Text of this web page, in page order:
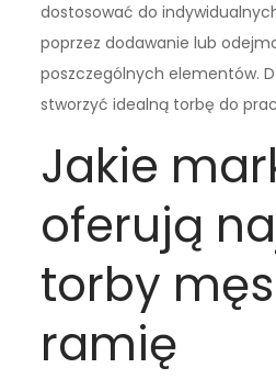
dostosować do
poprzez dodawanie lub
poszczególnych elementów.
stworzyć idealną torbę do
Jakie
oferują
torby
ramię